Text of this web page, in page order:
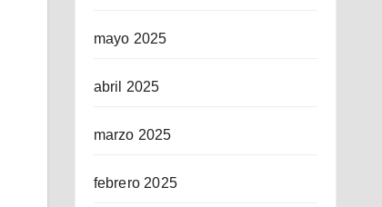
mayo 2025
abril 2025
marzo 2025
febrero 2025